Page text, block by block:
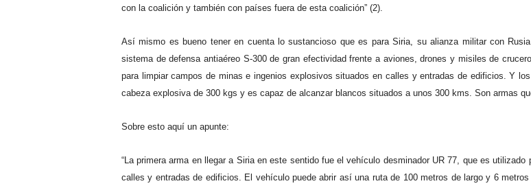
con la coalición y también con países fuera de esta coalición” (2).
Así mismo es bueno tener en cuenta lo sustancioso que es para Siria, su alianza militar con
sistema de defensa antiaéreo S-300 de gran efectividad frente a aviones, drones y misiles de
para limpiar campos de minas e ingenios explosivos situados en calles y entradas de edificios. Y
cabeza explosiva de 300 kgs y es capaz de alcanzar blancos situados a unos 300 kms. Son armas
Sobre esto aquí un apunte:
“La primera arma en llegar a Siria en este sentido fue el vehículo desminador UR 77, que es
calles y entradas de edificios. El vehículo puede abrir así una ruta de 100 metros de largo y 6